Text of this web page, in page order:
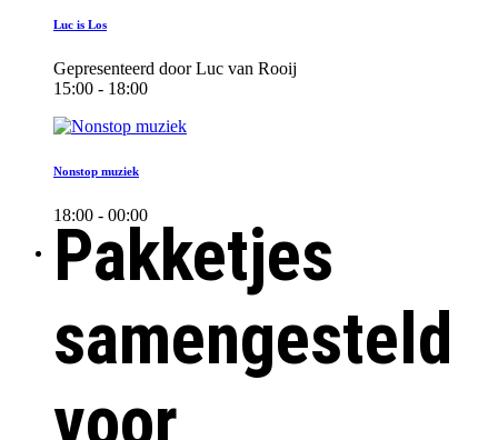
Luc is Los
Gepresenteerd door Luc van Rooij
15:00 - 18:00
Nonstop muziek
18:00 - 00:00
Pakketjes
samengesteld
voor